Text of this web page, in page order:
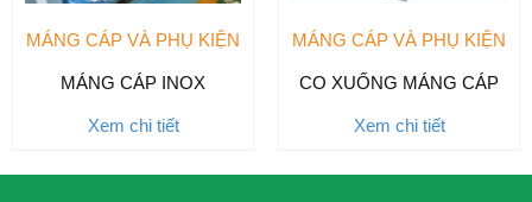
MÁNG CÁP VÀ PHỤ KIỆN
MÁNG CÁP INOX
Xem chi tiết
MÁNG CÁP VÀ PHỤ KIỆN
CO XUỐNG MÁNG CÁP
Xem chi tiết